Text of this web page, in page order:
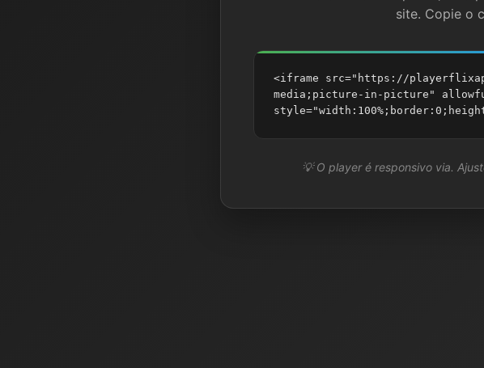
site. Copie o
<iframe src="https://
media;picture-in-picture"
💡 O player é responsivo via.